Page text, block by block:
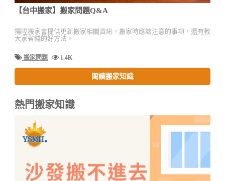
【台中搬家】搬家問題Q&A
揚陞搬家會提供更新搬家相關資訊，搬家時應該注意的事項，還有教
大家省錢的好方法。
搬家問題 1.4K
閱讀搬家知識
熱門搬家知識